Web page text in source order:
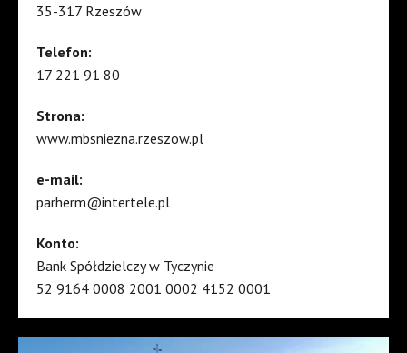
35-317 Rzeszów
Telefon:
17 221 91 80
Strona:
www.mbsniezna.rzeszow.pl
e-mail:
parherm@intertele.pl
Konto:
Bank Spółdzielczy w Tyczynie
52 9164 0008 2001 0002 4152 0001